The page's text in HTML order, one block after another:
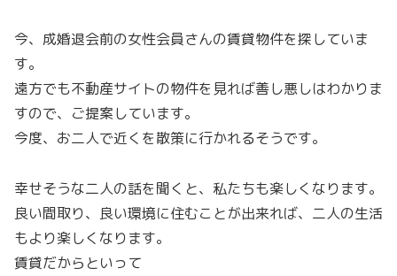
今、成婚退会前の女性会員さんの賃貸物件を探していま
す。
遠方でも不動産サイトの物件を見れば善し悪しはわかりま
すので、ご提案しています。
今度、お二人で近くを散策に行かれるそうです。
幸せそうな二人の話を聞くと、私たちも楽しくなります。
良い間取り、良い環境に住むことが出来れば、二人の生活
もより楽しくなります。
賃貸だからといって